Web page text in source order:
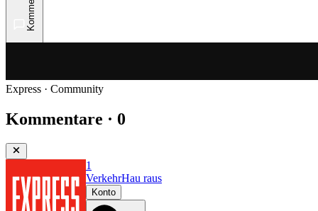
Express · Community
Kommentare · 0
1
VerkehrHau raus
Konto